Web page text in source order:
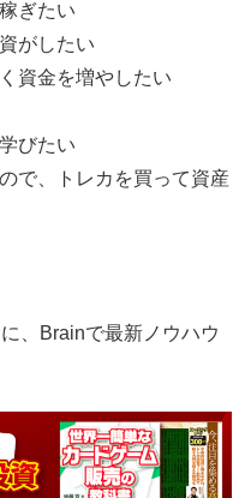
ぎたい
がしたい
資金を増やしたい
びたい
で、トレカを買って資産
、Brainで最新ノウハウ